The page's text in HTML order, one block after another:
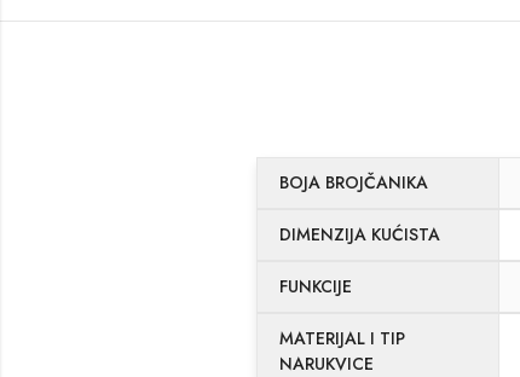
BOJA BROJČANIKA
DIMENZIJA KUĆISTA
FUNKCIJE
MATERIJAL I TIP
NARUKVICE